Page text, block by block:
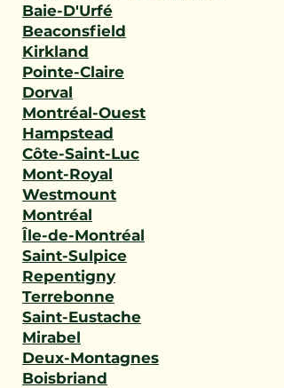
Baie-D'Urfé
Beaconsfield
Kirkland
Pointe-Claire
Dorval
Montréal-Ouest
Hampstead
Côte-Saint-Luc
Mont-Royal
Westmount
Montréal
Île-de-Montréal
Saint-Sulpice
Repentigny
Terrebonne
Saint-Eustache
Mirabel
Deux-Montagnes
Boisbriand